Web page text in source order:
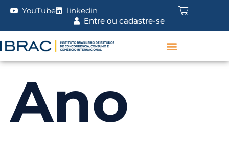
YouTube
linkedin
Entre ou cadastre-se
Ano